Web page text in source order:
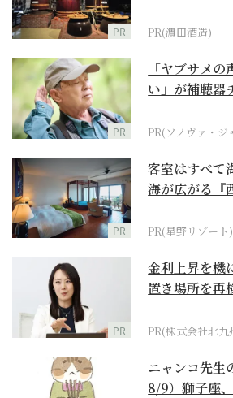
PR PR(濵田酒造)
PR
「ヤブサメ
い」が補聴器
PR(ソノヴァ・
PR
客室はすべて
海が広がる『
PR(星野リゾート)
PR
金利上昇を機
置き場所を再
PR(株式会社北九
ニャンコ先生
8/9）獅子座